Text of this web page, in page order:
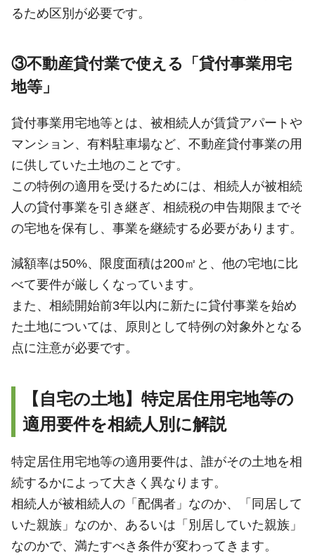
るため区別が必要です。
③不動産貸付業で使える「貸付事業用宅
地等」
貸付事業用宅地等とは、被相続人が賃貸アパートや
マンション、有料駐車場など、不動産貸付事業の用
に供していた土地のことです。
この特例の適用を受けるためには、相続人が被相続
人の貸付事業を引き継ぎ、相続税の申告期限までそ
の宅地を保有し、事業を継続する必要があります。
減額率は50%、限度面積は200㎡と、他の宅地に比
べて要件が厳しくなっています。
また、相続開始前3年以内に新たに貸付事業を始め
た土地については、原則として特例の対象外となる
点に注意が必要です。
【自宅の土地】特定居住用宅地等の
適用要件を相続人別に解説
特定居住用宅地等の適用要件は、誰がその土地を相
続するかによって大きく異なります。
相続人が被相続人の「配偶者」なのか、「同居して
いた親族」なのか、あるいは「別居していた親族」
なのかで、満たすべき条件が変わってきます。